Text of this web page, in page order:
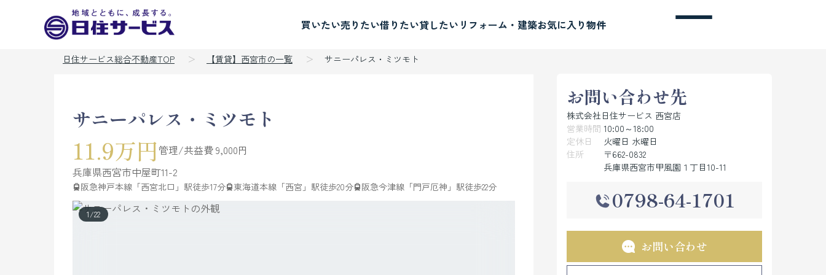
買いたい売りたい借りたい貸したい リフォーム・建築お気に入り物件
日住サービス総合不動産TOP 【賃貸】西宮市の一覧 サニーパレス・ミツモト
サニーパレス・ミツモト
11.9万円管理/共益費 9,000円
兵庫県西宮市中屋町11-2
阪急神戸本線「西宮北口」駅徒歩17分 東海道本線「西宮」駅徒歩20分 阪急今津線「門戸厄神」駅徒歩22分
1/22
お問い合わせ先
株式会社日住サービス 西宮店
営業時間 10:00～18:00
定休日
火曜日 水曜日
住所
〒662-0832
兵庫県西宮市甲風園１丁目10-11
0798-64-1701
お問い合わせ